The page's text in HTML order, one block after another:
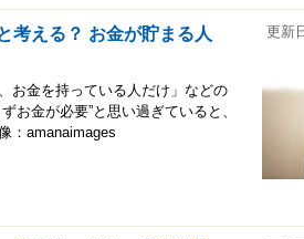
考える？ お金が貯まる人
更新
お金を持っている人だけ」などの
お金が必要”と思い過ぎていると、
：amanaimages